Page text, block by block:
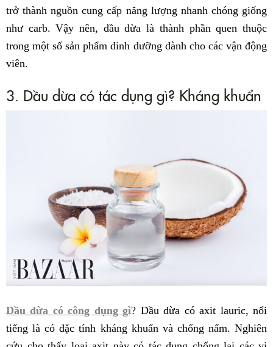
trở thành nguồn cung cấp năng lượng nhanh chóng giống
như carb. Vậy nên, dầu dừa là thành phần quen thuộc
trong một số sản phẩm dinh dưỡng dành cho các vận động
viên.
3. Dầu dừa có tác dụng gì? Kháng khuẩn
Dầu dừa có công dụng gì? Dầu dừa có axit lauric, nổi
tiếng là có đặc tính kháng khuẩn và chống nấm. Nghiên